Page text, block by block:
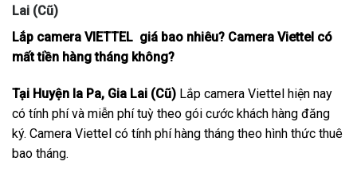
Lai (Cũ)
Lắp camera VIETTEL giá bao nhiêu? Camera Viettel có
mất tiền hàng tháng không?
Tại Huyện Ia Pa, Gia Lai (Cũ) Lắp camera Viettel hiện nay
có tính phí và miễn phí tuỳ theo gói cước khách hàng đăng
ký. Camera Viettel có tính phí hàng tháng theo hình thức thuê
bao tháng.